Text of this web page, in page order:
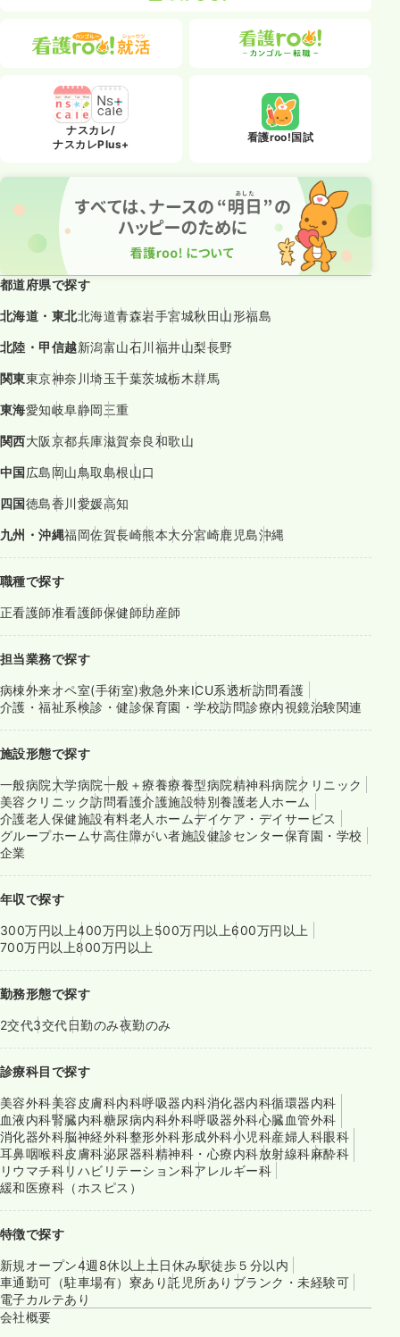
ナスカレ/
ナスカレPlus+
看護roo!国試
都道府県で探す
北海道・東北北海道青森岩手宮城秋田山形福島
北陸・甲信越新潟富山石川福井山梨長野
関東東京神奈川埼玉千葉茨城栃木群馬
東海愛知岐阜静岡三重
関西大阪京都兵庫滋賀奈良和歌山
中国広島岡山鳥取島根山口
四国徳島香川愛媛高知
九州・沖縄福岡佐賀長崎熊本大分宮崎鹿児島沖縄
職種で探す
正看護師准看護師保健師助産師
担当業務で探す
病棟外来オペ室(手術室)救急外来ICU系透析訪問看護
介護・福祉系検診・健診保育園・学校訪問診療内視鏡治験関連
施設形態で探す
一般病院大学病院一般＋療養療養型病院精神科病院クリニック
美容クリニック訪問看護介護施設特別養護老人ホーム
介護老人保健施設有料老人ホームデイケア・デイサービス
グループホームサ高住障がい者施設健診センター保育園・学校
企業
年収で探す
300万円以上400万円以上 500万円以上600万円以上
700万円以上800万円以上
勤務形態で探す
2交代3交代日勤のみ夜勤のみ
診療科目で探す
美容外科美容皮膚科内科呼吸器内科消化器内科循環器内科
血液内科腎臓内科糖尿病内科外科呼吸器外科心臓血管外科
消化器外科脳神経外科整形外科形成外科小児科産婦人科眼科
耳鼻咽喉科皮膚科泌尿器科精神科・心療内科放射線科麻酔科
リウマチ科リハビリテーション科アレルギー科
緩和医療科（ホスピス）
特徴で探す
新規オープン4週8休以上 土日休み駅徒歩５分以内
車通勤可（駐車場有） 寮あり託児所あり ブランク・未経験可
電子カルテあり
会社概要